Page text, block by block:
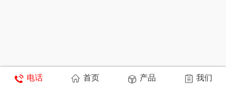
电话 首页 产品 我们